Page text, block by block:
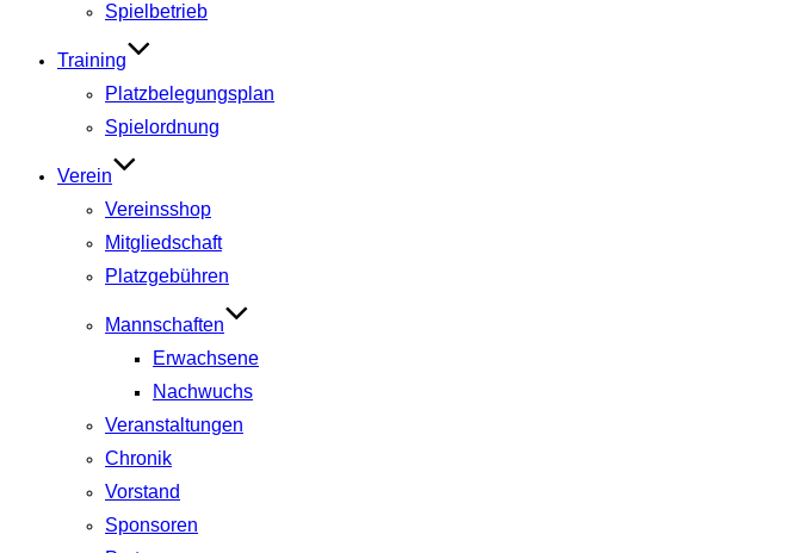
Spielbetrieb
Training
Platzbelegungsplan
Spielordnung
Verein
Vereinsshop
Mitgliedschaft
Platzgebühren
Mannschaften
Erwachsene
Nachwuchs
Veranstaltungen
Chronik
Vorstand
Sponsoren